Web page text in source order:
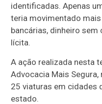
identificadas. Apenas
teria movimentado
bancárias, dinheiro
lícita.
A ação realizada nesta
Advocacia Mais
25 viaturas em cidades
estado.